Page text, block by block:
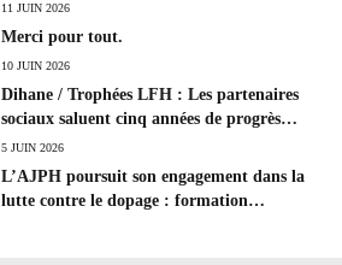
11 JUIN 2026
Merci pour tout.
10 JUIN 2026
Dihane / Trophées LFH : Les partenaires
sociaux saluent cinq années de progrès
social et les efforts à poursuivre !
5 JUIN 2026
L’AJPH poursuit son engagement dans la
lutte contre le dopage : formation